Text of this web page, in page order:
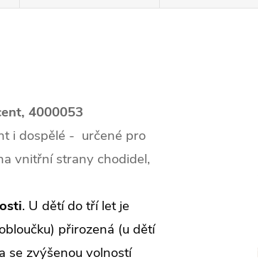
4000053
i dospělé - určené pro
vnitřní strany chodidel,
. U dětí do tří let je
přirozená (u dětí
se zvýšenou volností